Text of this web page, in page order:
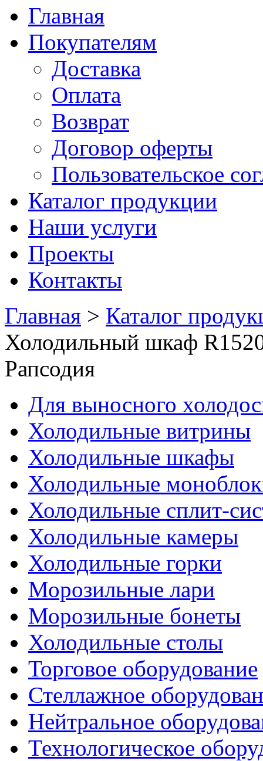
Главная
Покупателям
Доставка
Оплата
Возврат
Договор оферты
Пользовательское
Каталог продукции
Наши услуги
Проекты
Контакты
Главная > Каталог
Холодильный шкаф
Рапсодия
Для выносного
Холодильные витрины
Холодильные шкафы
Холодильные
Холодильные сплит-
Холодильные камеры
Холодильные горки
Морозильные лари
Морозильные бонеты
Холодильные столы
Торговое оборудование
Стеллажное
Нейтральное
Технологическое